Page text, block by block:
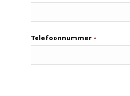
Telefoonnummer *